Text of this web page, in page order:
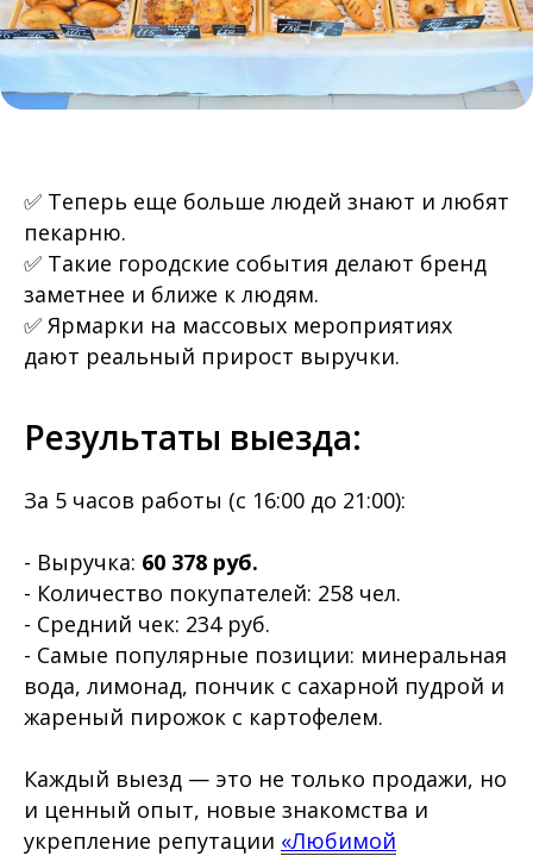
✅ Теперь еще больше людей знают и любят
пекарню.
✅ Такие городские события делают бренд
заметнее и ближе к людям.
✅ Ярмарки на массовых мероприятиях
дают реальный прирост выручки.
Результаты выезда:
За 5 часов работы (с 16:00 до 21:00):
- Выручка: 60 378 руб.
- Количество покупателей: 258 чел.
- Средний чек: 234 руб.
- Самые популярные позиции: минеральная
вода, лимонад, пончик с сахарной пудрой и
жареный пирожок с картофелем.
Каждый выезд — это не только продажи, но
и ценный опыт, новые знакомства и
укрепление репутации «Любимой